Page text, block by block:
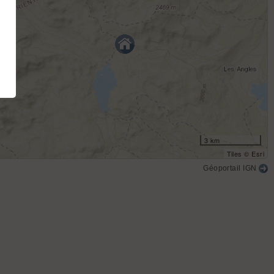
3 km
Tiles © Esri
Géoportail IGN